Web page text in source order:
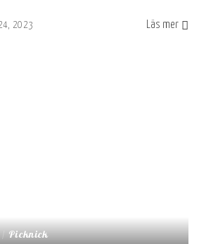
2023 Läs mer
Picknick